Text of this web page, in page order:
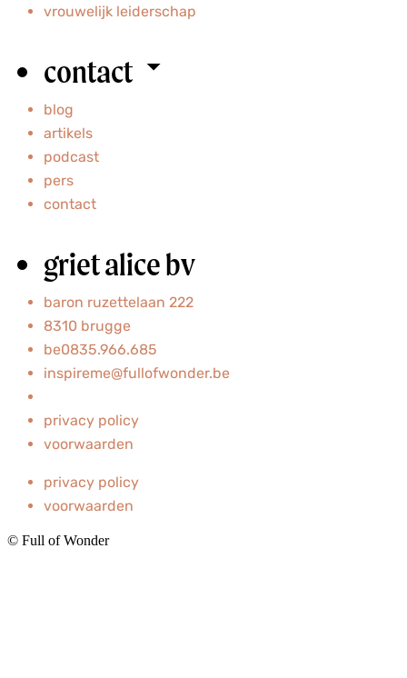
vrouwelijk leiderschap
contact
blog
artikels
podcast
pers
contact
griet alice bv
baron ruzettelaan 222
8310 brugge
be0835.966.685
inspireme@fullofwonder.be
privacy policy
voorwaarden
privacy policy
voorwaarden
© Full of Wonder